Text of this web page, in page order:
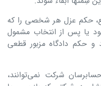
حکم عزل هر شخصی را که
یا پس از انتخاب مشمول
و حکم دادگاه مزبور قطعی
حسابرسان شرکت نمی‌توانند،